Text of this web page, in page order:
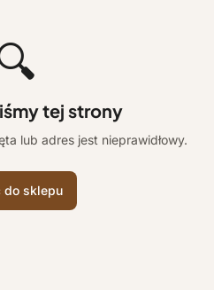
tej strony
lub adres jest nieprawidłowy.
do sklepu